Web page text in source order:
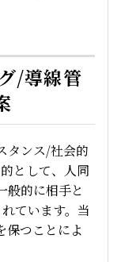
/導線管
タンス/社会的
として、人同
般的に相手と
ています。当
保つことによ